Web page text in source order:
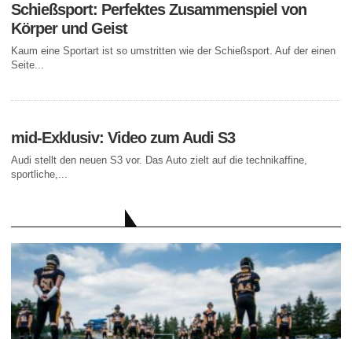
Schießsport: Perfektes Zusammenspiel von
Körper und Geist
Kaum eine Sportart ist so umstritten wie der Schießsport. Auf der einen
Seite...
mid-Exklusiv: Video zum Audi S3
Audi stellt den neuen S3 vor. Das Auto zielt auf die technikaffine,
sportliche,...